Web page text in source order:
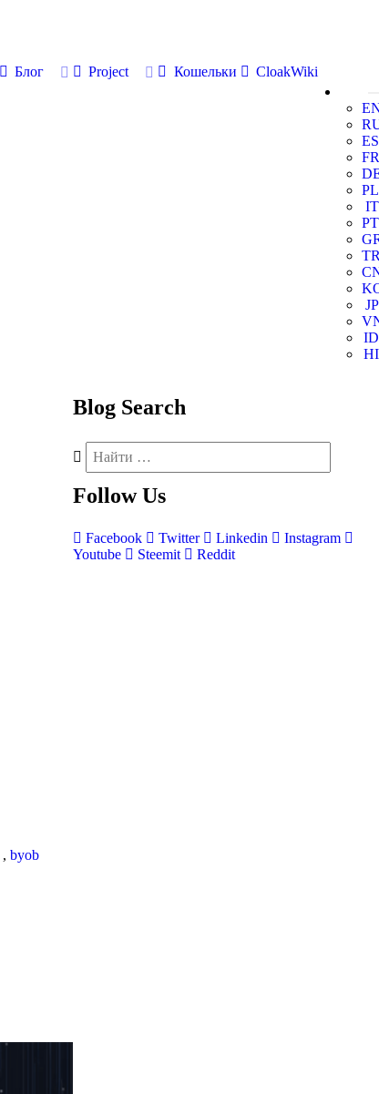
Блог Project Кошельки
CloakWiki
ES
FR
PL
IT
PT
JP
ID
HI
, byob
Blog Search
Follow Us
Facebook Twitter Linkedin
Instagram
Youtube
Steemit Reddit